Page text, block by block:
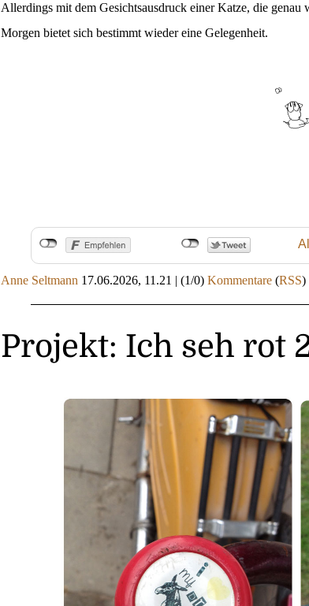
Allerdings mit dem Gesichtsausdruck einer Katze, die genau
Morgen bietet sich bestimmt wieder eine Gelegenheit.
Anne Seltmann 17.06.2026, 11.21 | (1/0) Kommentare (RSS)
Projekt: Ich seh rot